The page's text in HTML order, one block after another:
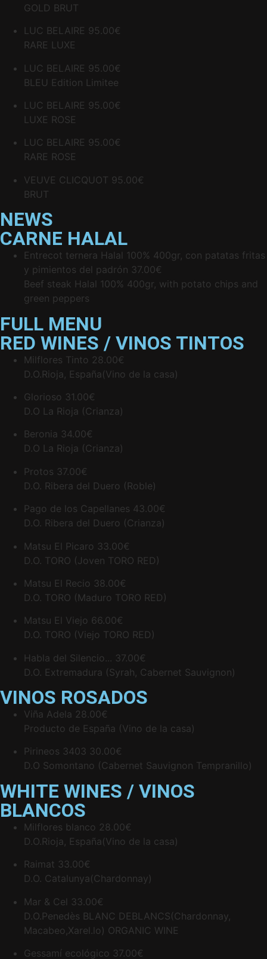
GOLD BRUT
LUC BELAIRE 95.00€
RARE LUXE
LUC BELAIRE 95.00€
BLEU Edition Limitee
LUC BELAIRE 95.00€
LUXE ROSE
LUC BELAIRE 95.00€
RARE ROSE
VEUVE CLICQUOT 95.00€
BRUT
NEWS
CARNE HALAL
Entrecot ternera Halal 100% 400gr, con patatas fritas
y pimientos del padrón 37.00€
Beef steak Halal 100% 400gr, with potato chips and
green peppers
FULL MENU
RED WINES / VINOS TINTOS
Milflores Tinto 28.00€
D.O.Rioja, España(Vino de la casa)
Glorioso 31.00€
D.O La Rioja (Crianza)
Beronia 34.00€
D.O La Rioja (Crianza)
Protos 37.00€
D.O. Ribera del Duero (Roble)
Pago de los Capellanes 43.00€
D.O. Ribera del Duero (Crianza)
Matsu El Picaro 33.00€
D.O. TORO (Joven TORO RED)
Matsu El Recio 38.00€
D.O. TORO (Maduro TORO RED)
Matsu El Viejo 66.00€
D.O. TORO (Viejo TORO RED)
Habla del Silencio... 37.00€
D.O. Extremadura (Syrah, Cabernet Sauvignon)
VINOS ROSADOS
Viña Adela 28.00€
Producto de España (Vino de la casa)
Pirineos 3403 30.00€
D.O Somontano (Cabernet Sauvignon Tempranillo)
WHITE WINES / VINOS
BLANCOS
Milflores blanco 28.00€
D.O.Rioja, España(Vino de la casa)
Raimat 33.00€
D.O. Catalunya(Chardonnay)
Mar & Cel 33.00€
D.O.Penedès BLANC DEBLANCS(Chardonnay,
Macabeo,Xarel.lo) ORGANIC WINE
Gessamí ecológico 37.00€